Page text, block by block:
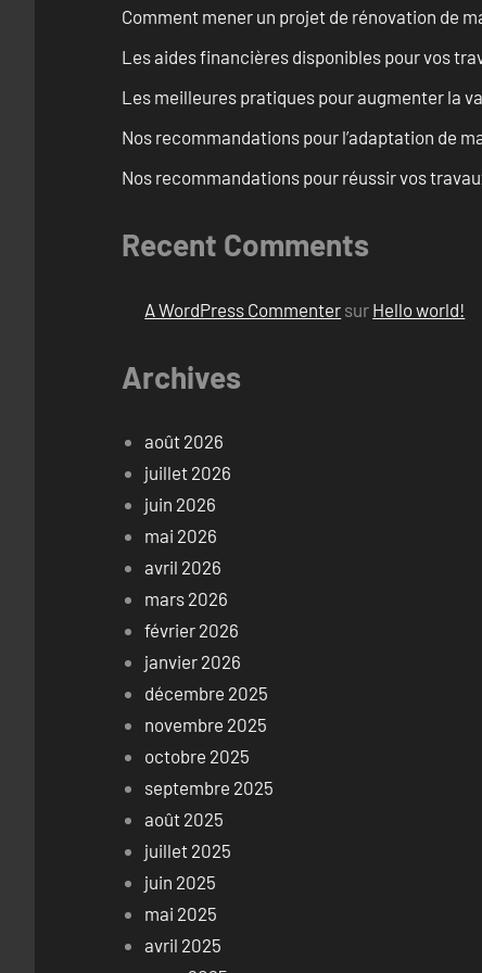
Comment mener un projet de rénovation de
Les aides financières disponibles pour vos
Les meilleures pratiques pour augmenter la
Nos recommandations pour l’adaptation de
Nos recommandations pour réussir vos
Recent Comments
A WordPress Commenter sur Hello world!
Archives
août 2026
juillet 2026
juin 2026
mai 2026
avril 2026
mars 2026
février 2026
janvier 2026
décembre 2025
novembre 2025
octobre 2025
septembre 2025
août 2025
juillet 2025
juin 2025
mai 2025
avril 2025